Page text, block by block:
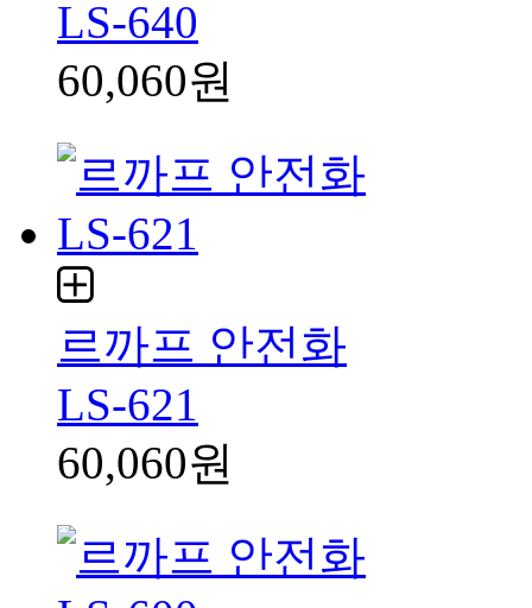
LS-640
60,060원
르까프 안전화
LS-621
60,060원